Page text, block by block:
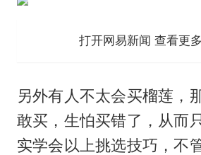
打开网易新闻 查看更
另外有人不太会买榴莲，
敢买，生怕买错了，从而
实学会以上挑选技巧，不